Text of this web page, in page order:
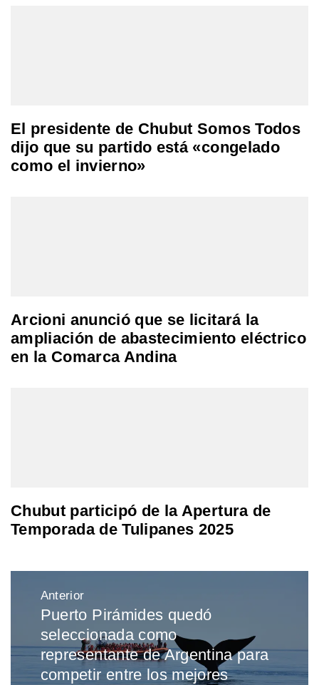
El presidente de Chubut Somos Todos
dijo que su partido está «congelado
como el invierno»
Arcioni anunció que se licitará la
ampliación de abastecimiento eléctrico
en la Comarca Andina
Chubut participó de la Apertura de
Temporada de Tulipanes 2025
entradas
Anterior
Entrada
anterior:
Puerto Pirámides quedó
seleccionada como
representante de Argentina para
competir entre los mejores